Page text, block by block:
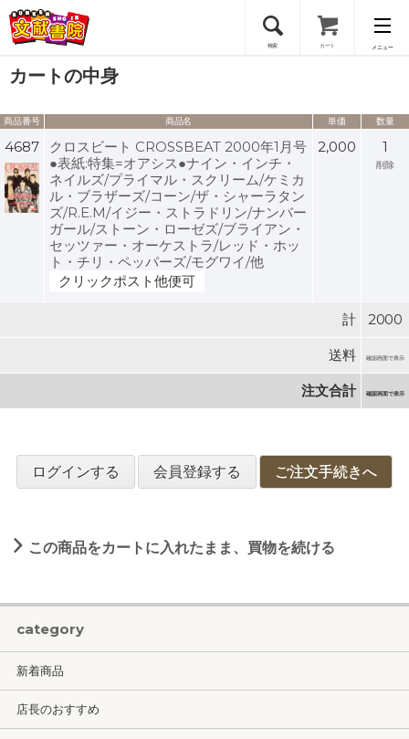
検索 カート メニュー
会員登録
ログイン
カートの中身
商品番号 商品名 単価 数量
4687
クロスビート CROSSBEAT 2000年1月号
●表紙:特集=オアシス●ナイン・インチ・
ネイルズ/プライマル・スクリーム/ケミカ
ル・ブラザーズ/コーン/ザ・シャーラタン
ズ/R.E.M/イジー・ストラドリン/ナンバー
ガール/ストーン・ローゼズ/ブライアン・
セッツァー・オーケストラ/レッド・ホッ
ト・チリ・ペッパーズ/モグワイ/他
クリックポスト他便可
2,000 1
削除
計 2000
送料 確認画面で表示
注文合計 確認画面で表示
ログインする 会員登録する ご注文手続きへ
この商品をカートに入れたまま、買物を続ける
category
新着商品
店長のおすすめ